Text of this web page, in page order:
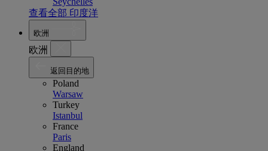
查看全部 印度洋
欧洲
欧洲
返回目的地
Poland
Warsaw
Turkey
Istanbul
France
Paris
England